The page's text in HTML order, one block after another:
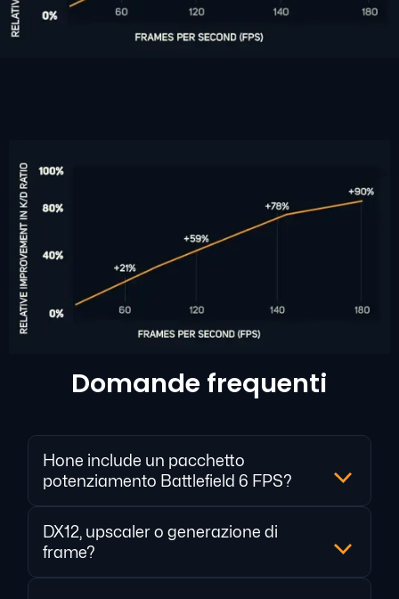
Domande frequenti
Hone include un pacchetto
potenziamento Battlefield 6 FPS?
DX12, upscaler o generazione di
frame?